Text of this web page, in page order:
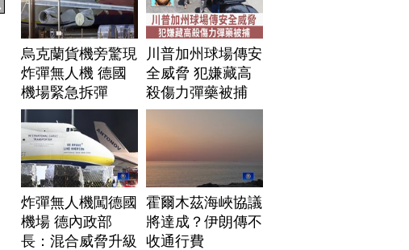
烏克蘭貨機旁驚現
炸彈無人機 德國
機場緊急拆彈
川普加州球場傳安
全威脅 犯嫌藏高
殺傷力彈藥被捕
炸彈無人機闖德國
機場 德內政部
長：混合威脅升級
霍爾木茲海峽協議
將達成？伊朗傳不
收通行費